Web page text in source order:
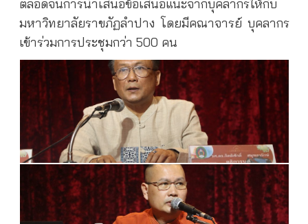
ตลอดจนการนำเสนอข้อเสนอแนะจากบุคลากรให้กับ
มหาวิทยาลัยราขภัฏลำปาง โดยมีคณาจารย์ บุคลากร
เข้าร่วมการประชุมกว่า 500 คน